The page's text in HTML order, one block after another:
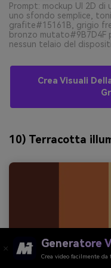
Prompt: mockup UI 2D
uno sfondo semplice,
grafite#15161B, grigio
bronzo mutato#9B7D4F
nessun telaio del
Crea Visuali
10) Terracotta
Generatore
Crea video facilmente